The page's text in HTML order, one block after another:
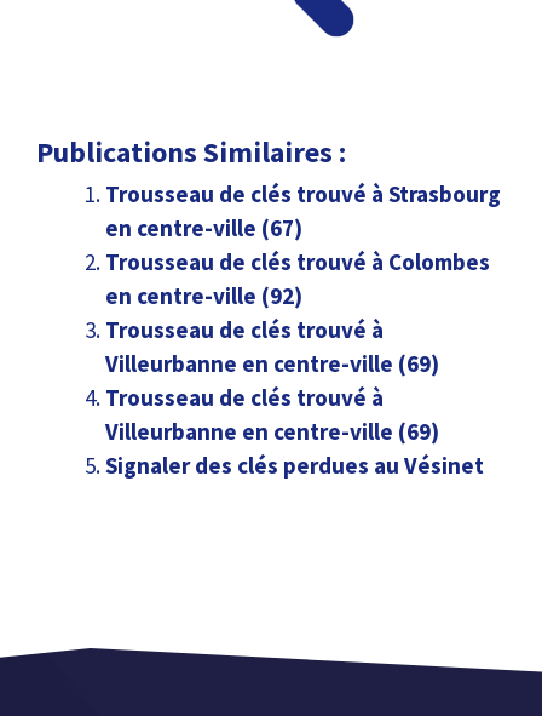
Publications Similaires :
Trousseau de clés trouvé à Strasbourg
en centre-ville (67)
Trousseau de clés trouvé à Colombes
en centre-ville (92)
Trousseau de clés trouvé à
Villeurbanne en centre-ville (69)
Trousseau de clés trouvé à
Villeurbanne en centre-ville (69)
Signaler des clés perdues au Vésinet